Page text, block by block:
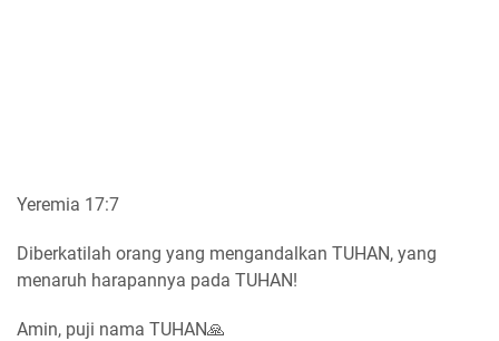
Yeremia 17:7
Diberkatilah orang yang mengandalkan TUHAN, yang
menaruh harapannya pada TUHAN!
Amin, puji nama TUHAN🙏